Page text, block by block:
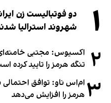
۱
شهروند استرالیا
۲ اکسیوس: مجتبی خامنه‌ای
تنگه هرمز را تایید کرده
۳ ام‌اس ناو: توافق احتمالی
هرمز را افزایش می‌دهد